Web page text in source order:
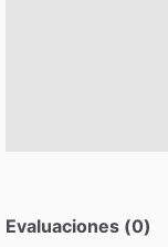
Evaluaciones (0)